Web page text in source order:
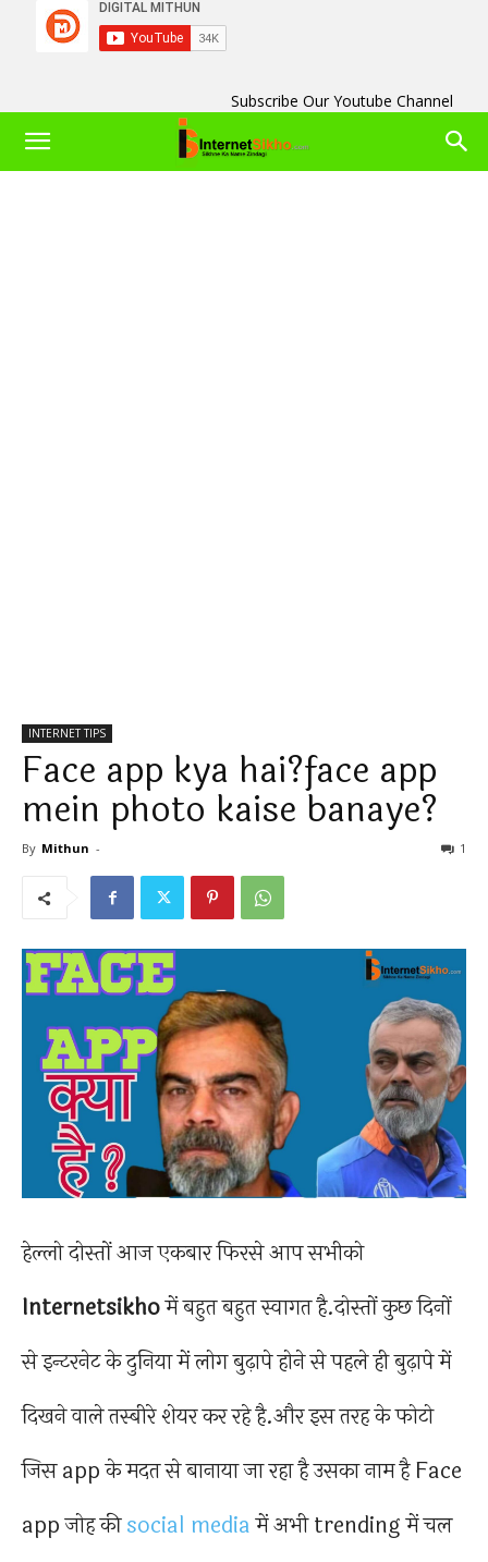
Subscribe Our Youtube Channel
INTERNET TIPS
Face app kya hai?face app
mein photo kaise banaye?
By Mithun - 1
हेल्लो दोस्तों आज एकबार फिरसे आप सभीको
Internetsikhoमें बहुत बहुत स्वागत है.दोस्तों कुछ दिनों
से इन्टरनेट के दुनिया में लोग बुढ़ापे होने से पहले ही बुढ़ापे में
दिखने वाले तस्बीरे शेयर कर रहे है.और इस तरह के फोटो
जिस app के मदत से बानाया जा रहा है उसका नाम है Face
app जोह कीsocial mediaमें अभी trending में चल